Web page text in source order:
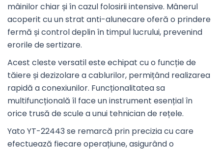
mâinilor chiar și în cazul folosirii intensive. Mânerul
acoperit cu un strat anti-alunecare oferă o prindere
fermă și control deplin în timpul lucrului, prevenind
erorile de sertizare.
Acest cleste versatil este echipat cu o funcție de
tăiere și dezizolare a cablurilor, permițând realizarea
rapidă a conexiunilor. Funcționalitatea sa
multifuncțională îl face un instrument esențial în
orice trusă de scule a unui tehnician de rețele.
Yato YT-22443 se remarcă prin precizia cu care
efectuează fiecare operațiune, asigurând o